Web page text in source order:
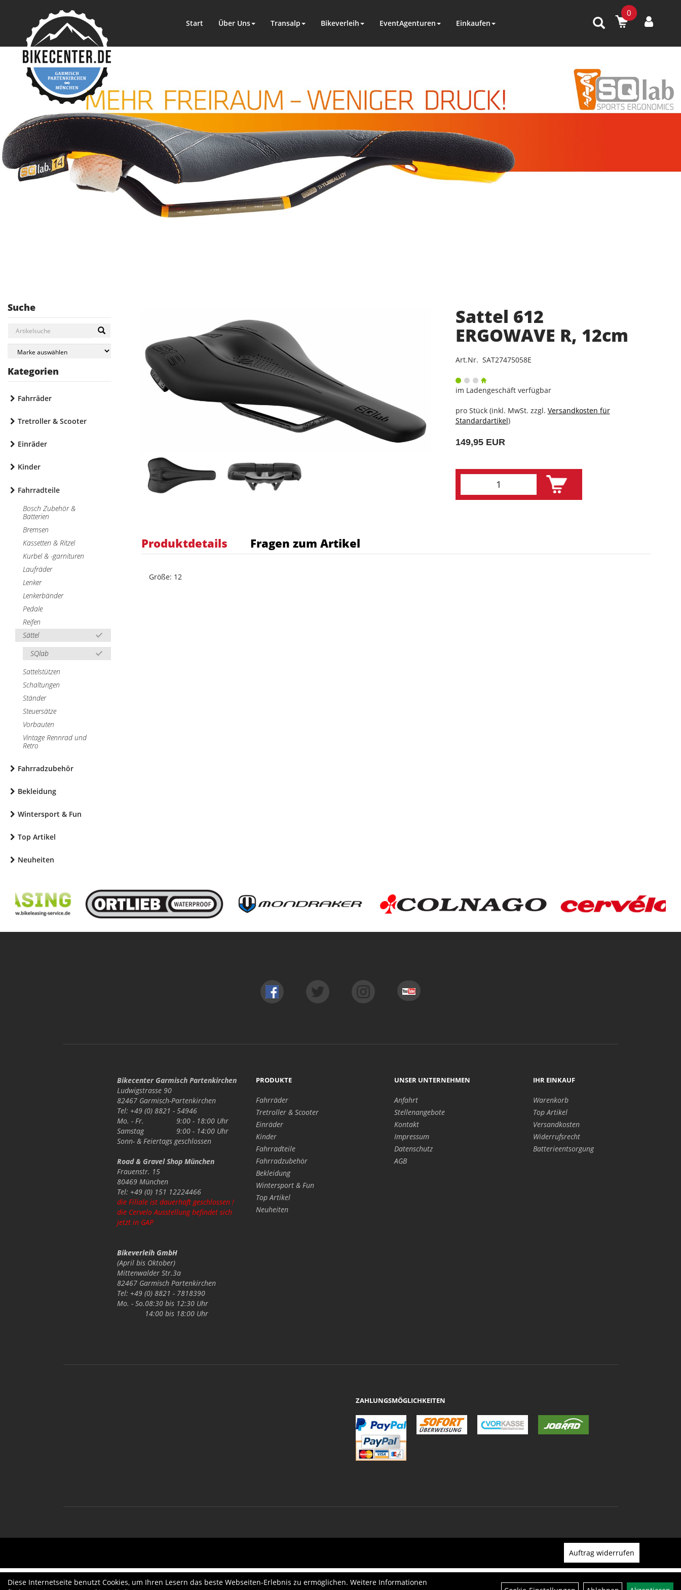
0
Start Über Uns Transalp Bikeverleih EventAgenturen Einkaufen
Suche
Kategorien
Fahrräder
Tretroller & Scooter
Einräder
Kinder
Fahrradteile
Bosch Zubehör &
Batterien
Bremsen
Kassetten & Ritzel
Kurbel & -garnituren
Laufräder
Lenker
Lenkerbänder
Pedale
Reifen
Sättel
SQlab
Sattelstützen
Schaltungen
Ständer
Steuersätze
Vorbauten
Vintage Rennrad und
Retro
Fahrradzubehör
Bekleidung
Wintersport & Fun
Top Artikel
Neuheiten
Sattel 612
ERGOWAVE R, 12cm
Art.Nr. SAT27475058E
im Ladengeschäft verfügbar
pro Stück (inkl. MwSt. zzgl. Versandkosten für
Standardartikel)
149,95 EUR
Produktdetails Fragen zum Artikel
Größe: 12
Bikecenter Garmisch Partenkirchen
Ludwigstrasse 90
82467 Garmisch-Partenkirchen
Tel: +49 (0) 8821 - 54946
Mo. - Fr.
9:00 - 18:00 Uhr
Samstag
9:00 - 14:00 Uhr
Sonn- & Feiertagsgeschlossen
Road & Gravel Shop München
Frauenstr. 15
80469 München
Tel: +49 (0) 151 12224466
die Filiale ist dauerhaft geschlossen !
die Cervelo Ausstellung befindet sich
jetzt in GAP
Bikeverleih GmbH
(April bis Oktober)
Mittenwalder Str.3a
82467 Garmisch Partenkirchen
Tel: +49 (0) 8821 - 7818390
Mo. - So.08:30 bis 12:30 Uhr
14:00 bis 18:00 Uhr
PRODUKTE
Fahrräder
Tretroller & Scooter
Einräder
Kinder
Fahrradteile
Fahrradzubehör
Bekleidung
Wintersport & Fun
Top Artikel
Neuheiten
UNSER UNTERNEHMEN
Anfahrt
Stellenangebote
Kontakt
Impressum
Datenschutz
AGB
IHR EINKAUF
Warenkorb
Top Artikel
Versandkosten
Widerrufsrecht
Batterieentsorgung
ZAHLUNGSMÖGLICHKEITEN
Diese Internetseite benutzt Cookies, um Ihren Lesern das beste Webseiten-Erlebnis zu ermöglichen. Weitere Informationen
Auftrag widerrufen